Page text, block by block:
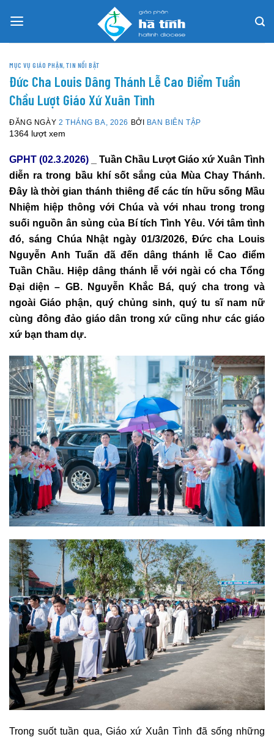
MỤC VỤ GIÁO PHẬN,TIN NỔI BẬT
Đức Cha Louis Dâng Thánh Lễ Cao Điểm Tuần
Chầu Lượt Giáo Xứ Xuân Tình
ĐĂNG NGÀY 2 THÁNG BA, 2026 BỞI BAN BIÊN TẬP
1364 lượt xem
GPHT (02.3.2026) _ Tuần Chầu Lượt Giáo xứ Xuân Tình
diễn ra trong bầu khí sốt sắng của Mùa Chay Thánh.
Đây là thời gian thánh thiêng để các tín hữu sống Mầu
Nhiệm hiệp thông với Chúa và với nhau trong trong
suối nguồn ân sủng của Bí tích Tình Yêu. Với tâm tình
đó, sáng Chúa Nhật ngày 01/3/2026, Đức cha Louis
Nguyễn Anh Tuấn đã đến dâng thánh lễ Cao điểm
Tuần Chầu. Hiệp dâng thánh lễ với ngài có cha Tổng
Đại diện – GB. Nguyễn Khắc Bá, quý cha trong và
ngoài Giáo phận, quý chủng sinh, quý tu sĩ nam nữ
cùng đông đảo giáo dân trong xứ cũng như các giáo
xứ bạn tham dự.
Trong suốt tuần qua, Giáo xứ Xuân Tình đã sống những